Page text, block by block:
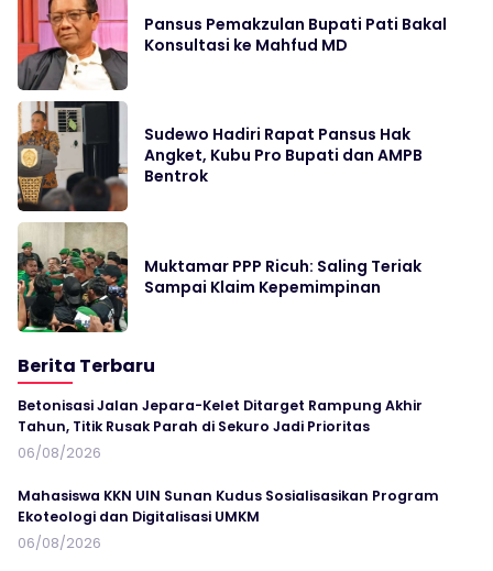
Pansus Pemakzulan Bupati Pati Bakal
Konsultasi ke Mahfud MD
Sudewo Hadiri Rapat Pansus Hak
Angket, Kubu Pro Bupati dan AMPB
Bentrok
Muktamar PPP Ricuh: Saling Teriak
Sampai Klaim Kepemimpinan
Berita Terbaru
Betonisasi Jalan Jepara-Kelet Ditarget Rampung Akhir
Tahun, Titik Rusak Parah di Sekuro Jadi Prioritas
06/08/2026
Mahasiswa KKN UIN Sunan Kudus Sosialisasikan Program
Ekoteologi dan Digitalisasi UMKM
06/08/2026